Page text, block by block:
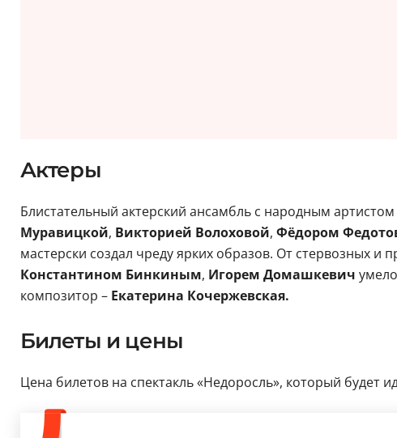
Актеры
Блистательный актерский ансамбль с народным
Муравицкой, Викторией Волоховой, Фёдором
мастерски создал чреду ярких образов. От стервозных
Константином Бинкиным, Игорем Домашкевич
композитор – Екатерина Кочержевская.
Билеты и цены
Цена билетов на спектакль «Недоросль», который будет